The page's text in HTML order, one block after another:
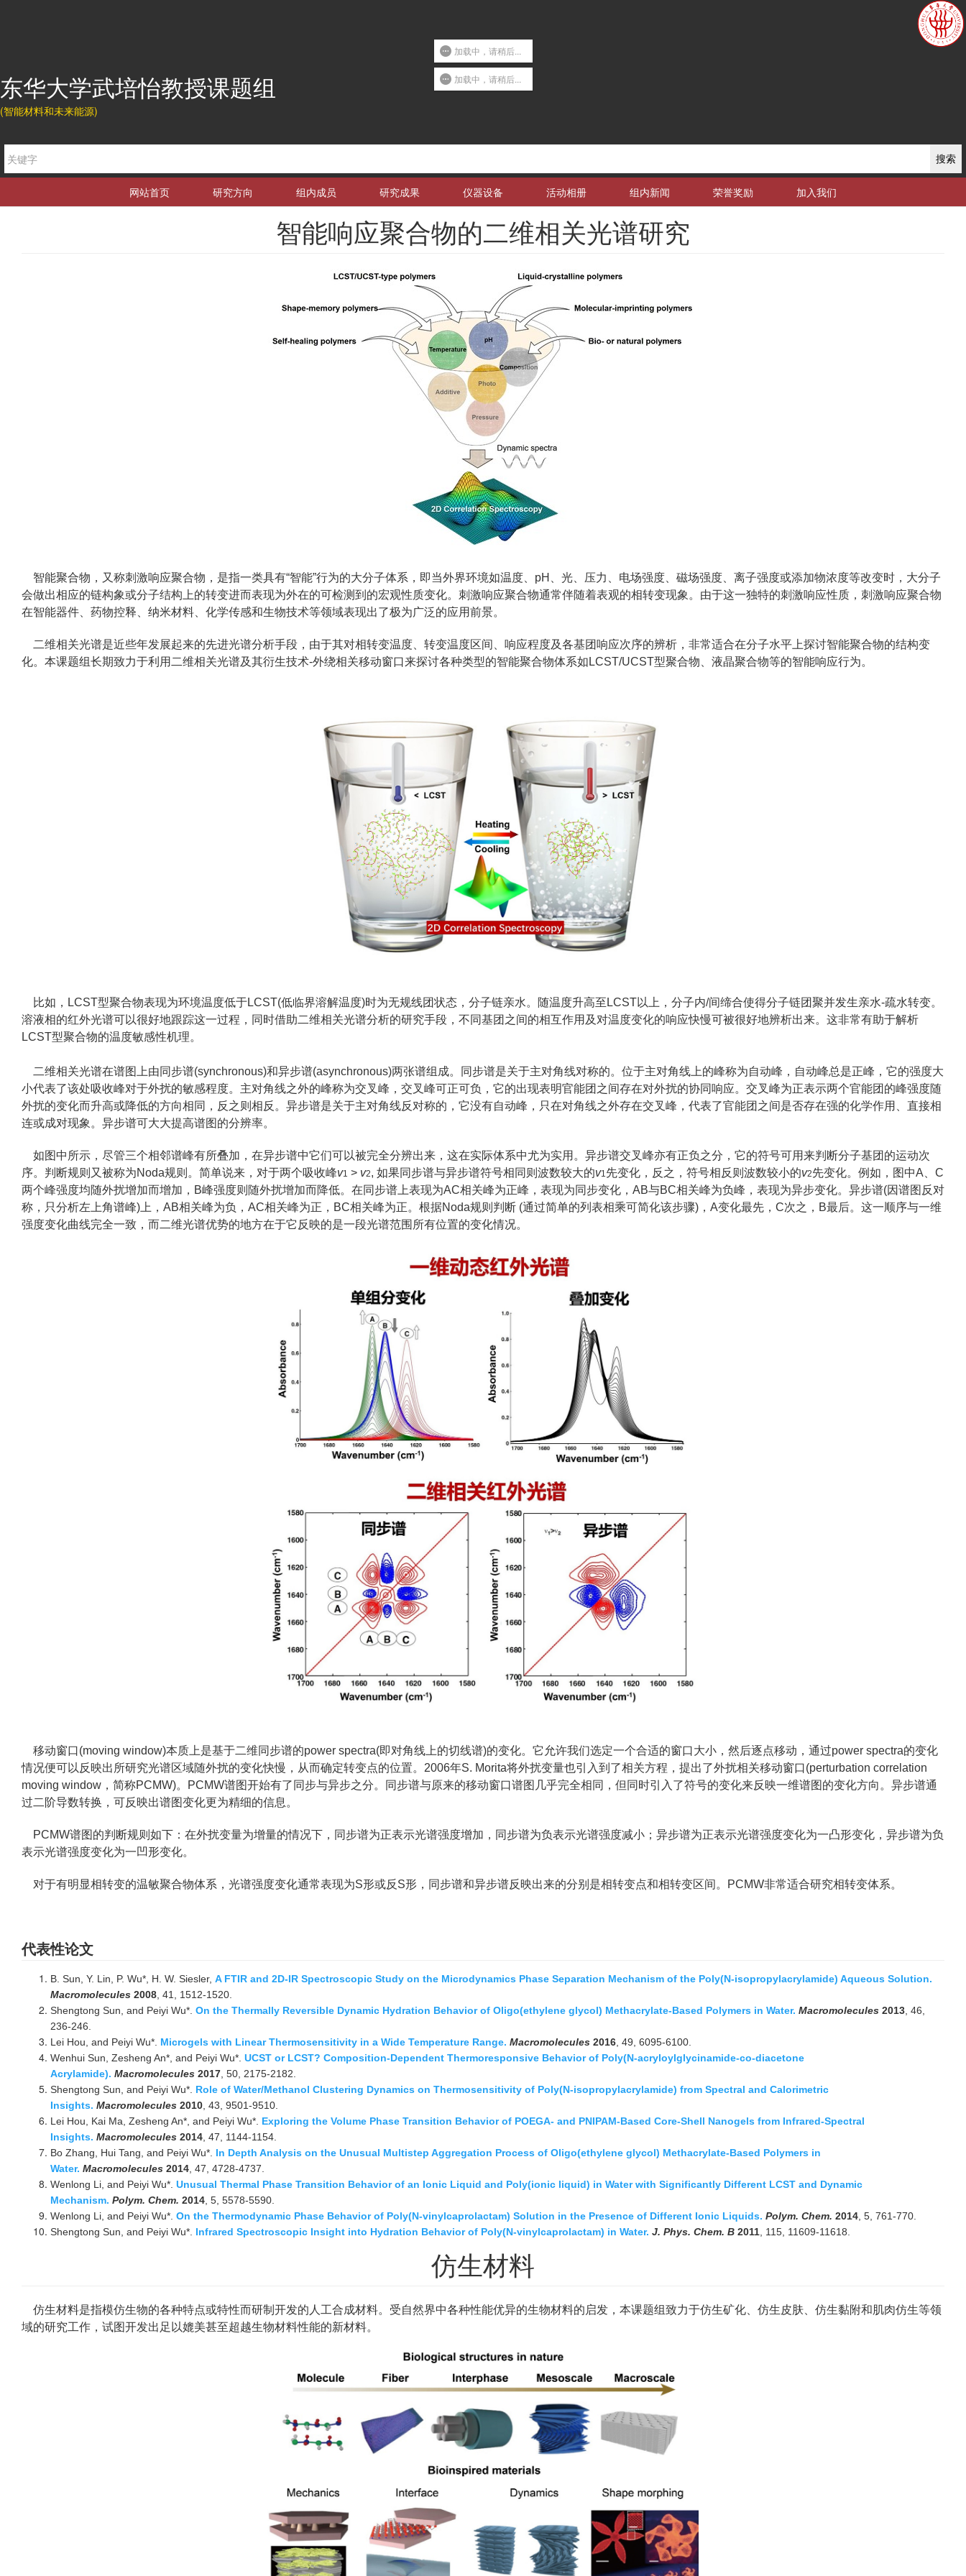
东华大学武培怡教授课题组
(智能材料和未来能源)
搜索
网站首页 研究方向 组内成员 研究成果 仪器设备 活动相册 组内新闻 荣誉奖励 加入我们
智能响应聚合物的二维相关光谱研究
智能聚合物，又称刺激响应聚合物，是指一类具有“智能”行为的大分子体系，即当外界环境如温度、pH、光、压力、电场强度、磁场强度、离子强度或添加物浓度等改变时，大分子
会做出相应的链构象或分子结构上的转变进而表现为外在的可检测到的宏观性质变化。刺激响应聚合物通常伴随着表观的相转变现象。由于这一独特的刺激响应性质，刺激响应聚合物
在智能器件、药物控释、纳米材料、化学传感和生物技术等领域表现出了极为广泛的应用前景。
二维相关光谱是近些年发展起来的先进光谱分析手段，由于其对相转变温度、转变温度区间、响应程度及各基团响应次序的辨析，非常适合在分子水平上探讨智能聚合物的结构变
化。本课题组长期致力于利用二维相关光谱及其衍生技术-外绕相关移动窗口来探讨各种类型的智能聚合物体系如LCST/UCST型聚合物、液晶聚合物等的智能响应行为。
比如， LCST型聚合物表现为环境温度低于LCST(低临界溶解温度)时为无规线团状态，分子链亲水。随温度升高至LCST以上，分子内/间缔合使得分子链团聚并发生亲水-疏水转变。
溶液相的红外光谱可以很好地跟踪这一过程，同时借助二维相关光谱分析的研究手段，不同基团之间的相互作用及对温度变化的响应快慢可被很好地辨析出来。这非常有助于解析
LCST型聚合物的温度敏感性机理。
二维相关光谱在谱图上由同步谱(synchronous)和异步谱(asynchronous)两张谱组成。同步谱是关于主对角线对称的。位于主对角线上的峰称为自动峰，自动峰总是正峰，它的强度大
小代表了该处吸收峰对于外扰的敏感程度。主对角线之外的峰称为交叉峰，交叉峰可正可负，它的出现表明官能团之间存在对外扰的协同响应。交叉峰为正表示两个官能团的峰强度随
外扰的变化而升高或降低的方向相同，反之则相反。异步谱是关于主对角线反对称的，它没有自动峰，只在对角线之外存在交叉峰，代表了官能团之间是否存在强的化学作用、直接相
连或成对现象。异步谱可大大提高谱图的分辨率。
如图中所示，尽管三个相邻谱峰有所叠加，在异步谱中它们可以被完全分辨出来，这在实际体系中尤为实用。异步谱交叉峰亦有正负之分，它的符号可用来判断分子基团的运动次
序。判断规则又被称为Noda规则。简单说来，对于两个吸收峰v1 > v2, 如果同步谱与异步谱符号相同则波数较大的v1先变化，反之，符号相反则波数较小的v2先变化。例如，图中A、C
两个峰强度均随外扰增加而增加，B峰强度则随外扰增加而降低。在同步谱上表现为AC相关峰为正峰，表现为同步变化，AB与BC相关峰为负峰，表现为异步变化。异步谱(因谱图反对
称，只分析左上角谱峰)上，AB相关峰为负，AC相关峰为正，BC相关峰为正。根据Noda规则判断 (通过简单的列表相乘可简化该步骤)，A变化最先，C次之，B最后。这一顺序与一维
强度变化曲线完全一致，而二维光谱优势的地方在于它反映的是一段光谱范围所有位置的变化情况。
移动窗口(moving window)本质上是基于二维同步谱的power spectra(即对角线上的切线谱)的变化。它允许我们选定一个合适的窗口大小，然后逐点移动，通过power spectra的变化
情况便可以反映出所研究光谱区域随外扰的变化快慢，从而确定转变点的位置。2006年S. Morita将外扰变量也引入到了相关方程，提出了外扰相关移动窗口(perturbation correlation
moving window，简称PCMW)。PCMW谱图开始有了同步与异步之分。同步谱与原来的移动窗口谱图几乎完全相同，但同时引入了符号的变化来反映一维谱图的变化方向。异步谱通
过二阶导数转换，可反映出谱图变化更为精细的信息。
PCMW谱图的判断规则如下：在外扰变量为增量的情况下，同步谱为正表示光谱强度增加，同步谱为负表示光谱强度减小；异步谱为正表示光谱强度变化为一凸形变化，异步谱为负
表示光谱强度变化为一凹形变化。
对于有明显相转变的温敏聚合物体系，光谱强度变化通常表现为S形或反S形，同步谱和异步谱反映出来的分别是相转变点和相转变区间。PCMW非常适合研究相转变体系。
代表性论文
B. Sun, Y. Lin, P. Wu*, H. W. Siesler, A FTIR and 2D-IR Spectroscopic Study on the Microdynamics Phase Separation Mechanism of the Poly(N-isopropylacrylamide) Aqueous Solution.
Macromolecules 2008 , 41, 1512-1520.
Shengtong Sun, and Peiyi Wu*. On the Thermally Reversible Dynamic Hydration Behavior of Oligo(ethylene glycol) Methacrylate-Based Polymers in Water. Macromolecules 2013 , 46,
236-246.
Lei Hou, and Peiyi Wu*. Microgels with Linear Thermosensitivity in a Wide Temperature Range. Macromolecules 2016 , 49, 6095-6100.
Wenhui Sun, Zesheng An*, and Peiyi Wu*. UCST or LCST? Composition-Dependent Thermoresponsive Behavior of Poly(N-acryloylglycinamide-co-diacetone
Acrylamide). Macromolecules 2017 , 50, 2175-2182.
Shengtong Sun, and Peiyi Wu*. Role of Water/Methanol Clustering Dynamics on Thermosensitivity of Poly(N-isopropylacrylamide) from Spectral and Calorimetric
Insights. Macromolecules 2010 , 43, 9501-9510.
Lei Hou, Kai Ma, Zesheng An*, and Peiyi Wu*. Exploring the Volume Phase Transition Behavior of POEGA- and PNIPAM-Based Core-Shell Nanogels from Infrared-Spectral
Insights. Macromolecules 2014 , 47, 1144-1154.
Bo Zhang, Hui Tang, and Peiyi Wu*. In Depth Analysis on the Unusual Multistep Aggregation Process of Oligo(ethylene glycol) Methacrylate-Based Polymers in
Water. Macromolecules 2014 , 47, 4728-4737.
Wenlong Li, and Peiyi Wu*. Unusual Thermal Phase Transition Behavior of an Ionic Liquid and Poly(ionic liquid) in Water with Significantly Different LCST and Dynamic
Mechanism. Polym. Chem. 2014 , 5, 5578-5590.
Wenlong Li, and Peiyi Wu*. On the Thermodynamic Phase Behavior of Poly(N-vinylcaprolactam) Solution in the Presence of Different Ionic Liquids. Polym. Chem. 2014 , 5, 761-770.
Shengtong Sun, and Peiyi Wu*. Infrared Spectroscopic Insight into Hydration Behavior of Poly(N-vinylcaprolactam) in Water. J. Phys. Chem. B 2011 , 115, 11609-11618.
仿生材料
仿生材料是指模仿生物的各种特点或特性而研制开发的人工合成材料。受自然界中各种性能优异的生物材料的启发，本课题组致力于仿生矿化、仿生皮肤、仿生黏附和肌肉仿生等领
域的研究工作，试图开发出足以媲美甚至超越生物材料性能的新材料。
加载中，请稍后...
加载中，请稍后...